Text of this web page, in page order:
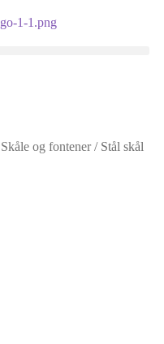
Skåle og fontener/ Stål skål